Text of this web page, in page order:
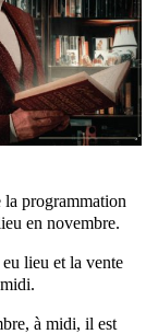
la programmation
en novembre.
lieu et la vente
à midi, il est